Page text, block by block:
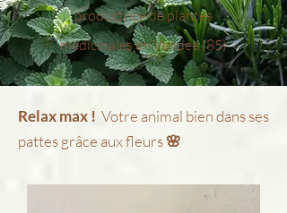
productrice de plantes
médicinales en Vendée (85)
Relax max ! Votre animal bien dans ses
pattes grâce aux fleurs🌸